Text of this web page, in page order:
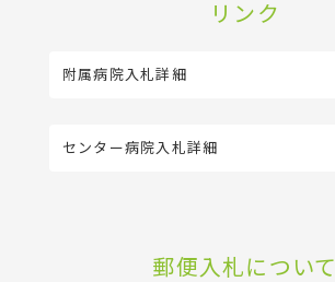
リンク
附属病院入札詳細
センター病院入札詳細
郵便入札について